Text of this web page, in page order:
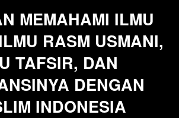
MEMAHAMI ILMU
RASM USMANI,
TAFSIR, DAN
DENGAN
INDONESIA